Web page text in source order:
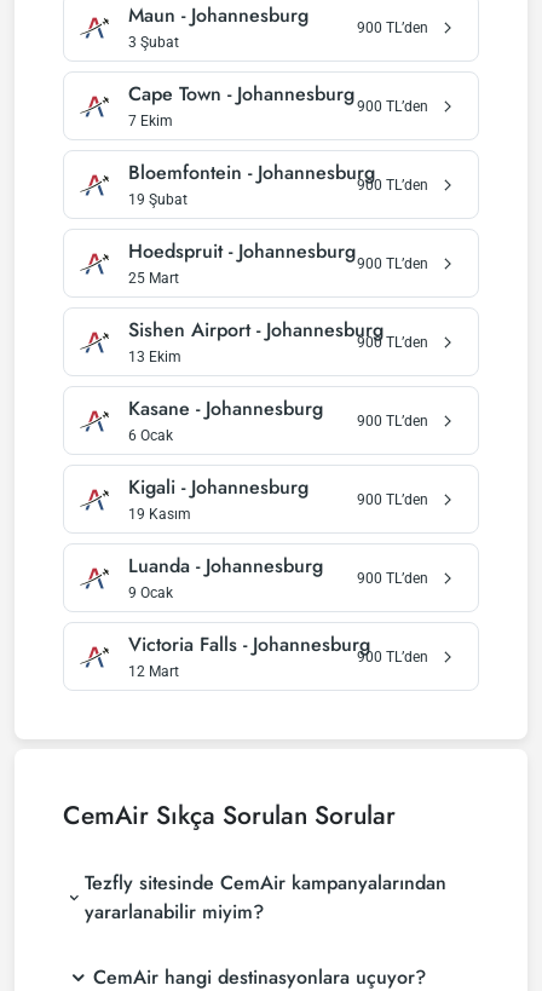
Maun - Johannesburg
3 Şubat
900 TL’den
Cape Town - Johannesburg
7 Ekim
900 TL’den
Bloemfontein - Johannesburg
19 Şubat
900 TL’den
Hoedspruit- Johannesburg
25 Mart
900 TL’den
Sishen Airport- Johannesburg
13 Ekim
900TL’den
Kasane - Johannesburg
6 Ocak
900 TL’den
Kigali - Johannesburg
19 Kasım
900 TL’den
Luanda - Johannesburg
9 Ocak
900 TL’den
Victoria Falls - Johannesburg
12 Mart
900 TL’den
CemAir Sıkça Sorulan Sorular
Tezfly sitesinde CemAir kampanyalarından
yararlanabilir miyim?
CemAir hangi destinasyonlara uçuyor?